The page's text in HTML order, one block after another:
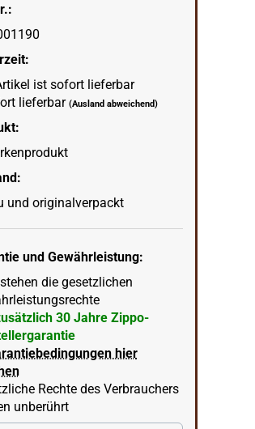
Orange Matte Basismodell orange matt
in Ecke unten rechts = KI erstellter
lieferbar (Ausland abweichend)
und originalverpackt
und Gewährleistung:
die gesetzlichen
30 Jahre Zippo-
hier
Rechte des Verbrauchers
unberührt